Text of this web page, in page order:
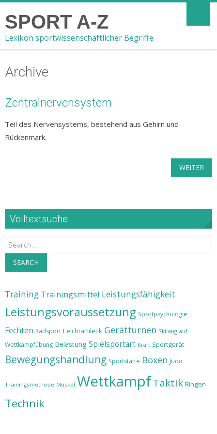
SPORT A-Z
Lexikon sportwissenschaftlicher Begriffe
Archive
Zentralnervensystem
Teil des Nervensystems, bestehend aus Gehirn und
Rückenmark.
WEITER
Volltextsuche
Search
SEARCH
Training Trainingsmittel Leistungsfähigkeit
Leistungsvoraussetzung Sportpsychologie
Fechten Radsport Leichtathletik Gerätturnen Skilanglauf
Wettkampfübung Belastung Spielsportart Kraft Sportgerät
Bewegungshandlung Sportstätte Boxen Judo
Trainingsmethode Muskel WettkampfTaktik Ringen
Technik